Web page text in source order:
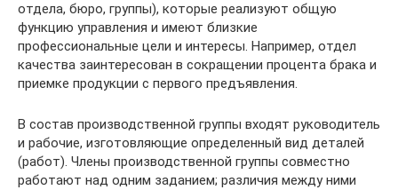
отдела, бюро, группы), которые реализуют общую
функцию управления и имеют близкие
профессиональные цели и интересы. Например, отдел
качества заинтересован в сокращении процента брака и
приемке продукции с первого предъявления.
В состав производственной группы входят руководитель
и рабочие, изготовляющие определенный вид деталей
(работ). Члены производственной группы совместно
работают над одним заданием; различия между ними